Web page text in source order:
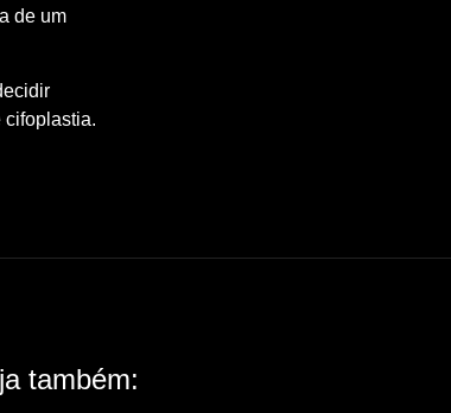
de um
cifoplastia.
também: